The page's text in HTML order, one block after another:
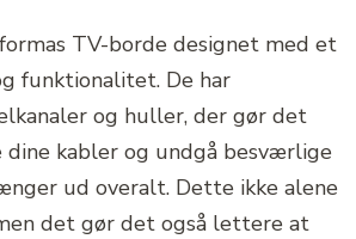
TV-borde designet med et
funktionalitet. De har
og huller, der gør det
dine kabler og undgå besværlige
ud overalt. Dette ikke alene
det gør det også lettere at